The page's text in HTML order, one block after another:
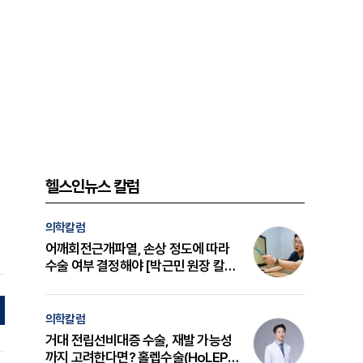
헬스인뉴스 칼럼
의학칼럼
어깨회전근개파열, 손상 정도에 따라
수술 여부 결정해야 [박근민 원장 칼
의학칼럼
거대 전립선비대증 수술, 재발 가능성
까지 고려한다면? 홀렙수술(HoLEP)